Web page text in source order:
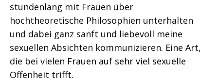
stundenlang mit Frauen über
hochtheoretische Philosophien unterhalten
und dabei ganz sanft und liebevoll meine
sexuellen Absichten kommunizieren. Eine Art,
die bei vielen Frauen auf sehr viel sexuelle
Offenheit trifft.